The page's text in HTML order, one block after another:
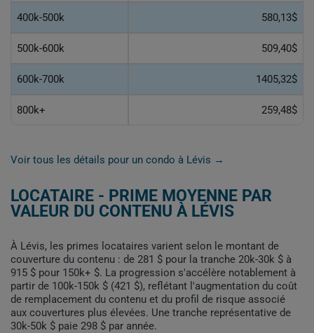
400k-500k 580,13$
500k-600k 509,40$
600k-700k 1405,32$
800k+ 259,48$
Voir tous les détails pour un condo à Lévis →
LOCATAIRE - PRIME MOYENNE PAR
VALEUR DU CONTENU À LÉVIS
À Lévis, les primes locataires varient selon le montant de
couverture du contenu : de 281 $ pour la tranche 20k-30k $ à
915 $ pour 150k+ $. La progression s'accélère notablement à
partir de 100k-150k $ (421 $), reflétant l'augmentation du coût
de remplacement du contenu et du profil de risque associé
aux couvertures plus élevées. Une tranche représentative de
30k-50k $ paie 298 $ par année.